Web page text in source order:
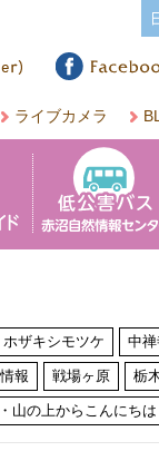
ライブカメラ
ホザキシモツケ 中
報 戦場ヶ原 栃
山の上からこんにちは